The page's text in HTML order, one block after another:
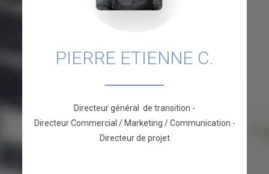
PIERRE ETIENNE C.
Directeur général de transition -
Directeur Commercial / Marketing / Communication -
Directeur de projet